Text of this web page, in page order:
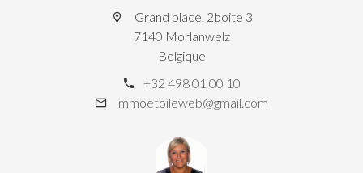
Grand place, 2boite 3
7140 Morlanwelz
Belgique
+32 498 01 00 10
immoetoileweb@gmail.com